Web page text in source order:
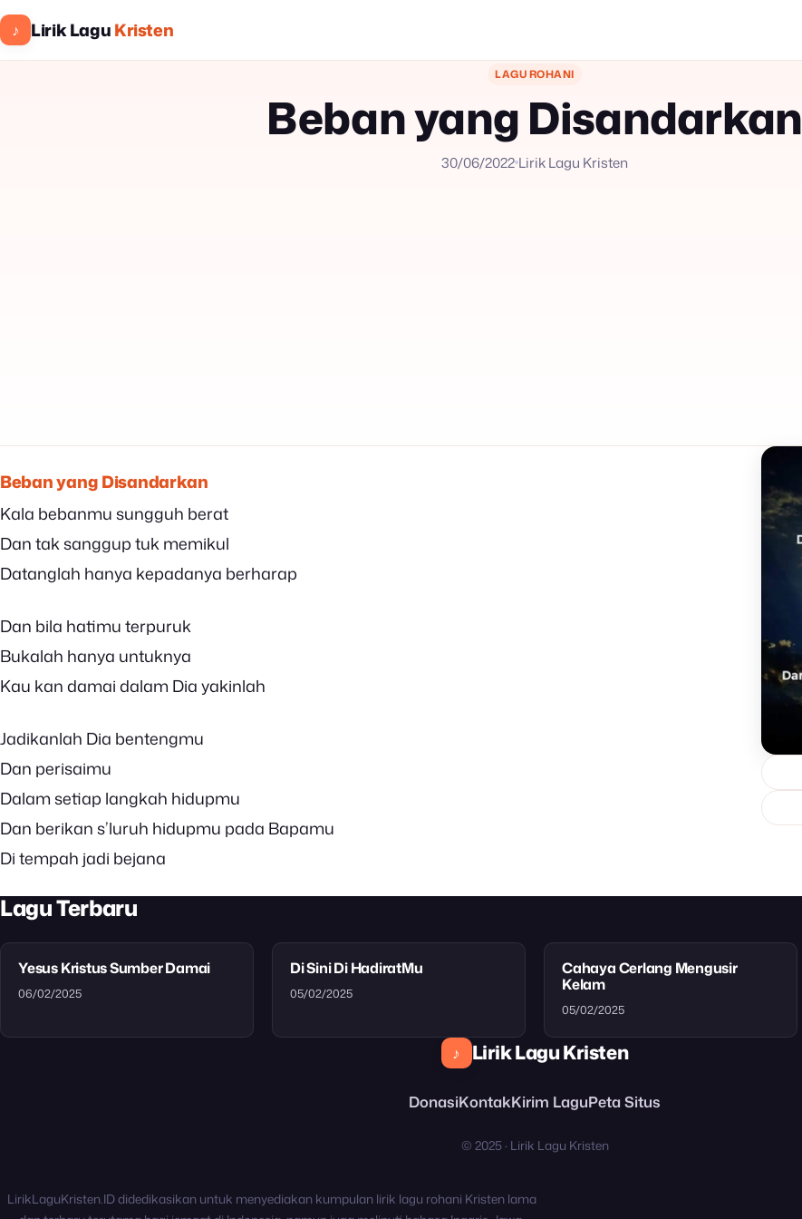
♪ Lirik LaguKristen
LAGU ROHANI
Beban yang Disandarkan
30/06/2022 Lirik Lagu Kristen
Beban yang Disandarkan
Kala bebanmu sungguh berat
Dan tak sanggup tuk memikul
Datanglah hanya kepadanya berharap
Dan bila hatimu terpuruk
Bukalah hanya untuknya
Kau kan damai dalam Dia yakinlah
Jadikanlah Dia bentengmu
Dan perisaimu
Dalam setiap langkah hidupmu
Dan berikan s’luruh hidupmu pada Bapamu
Di tempah jadi bejana
Lagu Terbaru
Yesus Kristus Sumber Damai
06/02/2025
Di Sini Di HadiratMu
05/02/2025
Cahaya Cerlang Mengusir
Kelam
05/02/2025
♪ Lirik Lagu Kristen
DonasiKontakKirim LaguPeta Situs
© 2025 · Lirik Lagu Kristen
LirikLaguKristen.ID didedikasikan untuk menyediakan kumpulan lirik lagu rohani Kristen lama